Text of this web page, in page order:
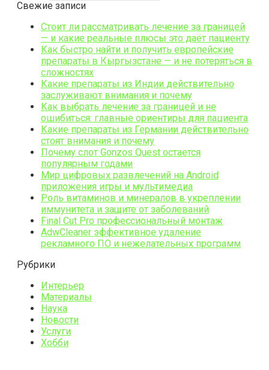
Свежие записи
Стоит ли рассматривать лечение за границей
— и какие реальные плюсы это даёт пациенту
Как быстро найти и получить европейские
препараты в Кыргызстане — и не потеряться в
сложностях
Какие препараты из Индии действительно
заслуживают внимания и почему
Как выбрать лечение за границей и не
ошибиться: главные ориентиры для пациента
Какие препараты из Германии действительно
стоят внимания и почему
Почему слот Gonzos Quest остается
популярным годами
Мир цифровых развлечений на Android
приложения игры и мультимедиа
Роль витаминов и минералов в укреплении
иммунитета и защите от заболеваний
Final Cut Pro профессиональный монтаж
AdwCleaner эффективное удаление
рекламного ПО и нежелательных программ
Рубрики
Интерьер
Материалы
Наука
Новости
Услуги
Хобби